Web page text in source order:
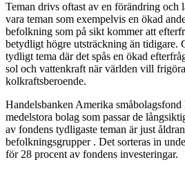
Teman drivs oftast av en förändring och
vara teman som exempelvis en ökad
befolkning som på sikt kommer att
betydligt högre utsträckning än tidigare.
tydligt tema där det spås en ökad
sol och vattenkraft när världen vill
kolkraftsberoende.
Handelsbanken Amerika
medelstora bolag som passar de
av fondens tydligaste teman är just
befolkningsgrupper . Det sorteras in
för 28 procent av fondens investeringar.